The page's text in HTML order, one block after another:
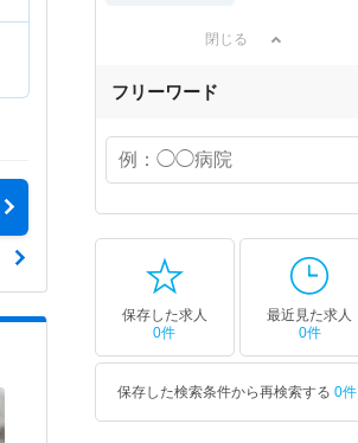
閉じる
フリーワード
保存した求人
0件
最近見た求人
0件
保存した検索条件から再検索する 0件